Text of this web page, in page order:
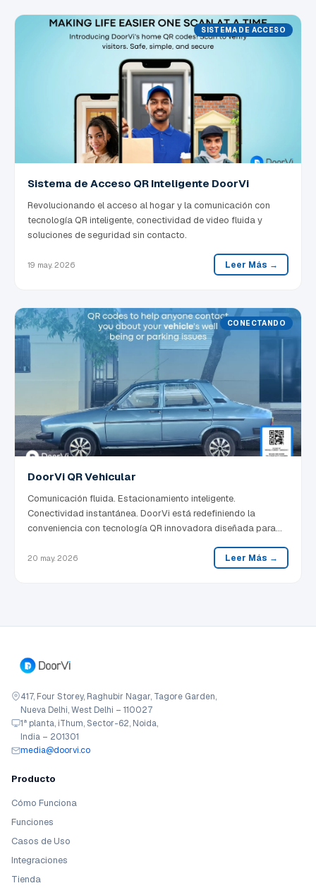
SISTEMA DE ACCESO
Sistema de Acceso QR Inteligente DoorVi
Revolucionando el acceso al hogar y la comunicación con
tecnología QR inteligente, conectividad de video fluida y
soluciones de seguridad sin contacto.
19 may. 2026 Leer Más →
CONECTANDO
DoorVi QR Vehicular
Comunicación fluida. Estacionamiento inteligente.
Conectividad instantánea. DoorVi está redefiniendo la
conveniencia con tecnología QR innovadora diseñada para
20 may. 2026 Leer Más →
417, Four Storey, Raghubir Nagar, Tagore Garden,
Nueva Delhi, West Delhi – 110027
1ª planta, iThum, Sector-62, Noida,
India – 201301
media@doorvi.co
Producto
Cómo Funciona
Funciones
Casos de Uso
Integraciones
Tienda